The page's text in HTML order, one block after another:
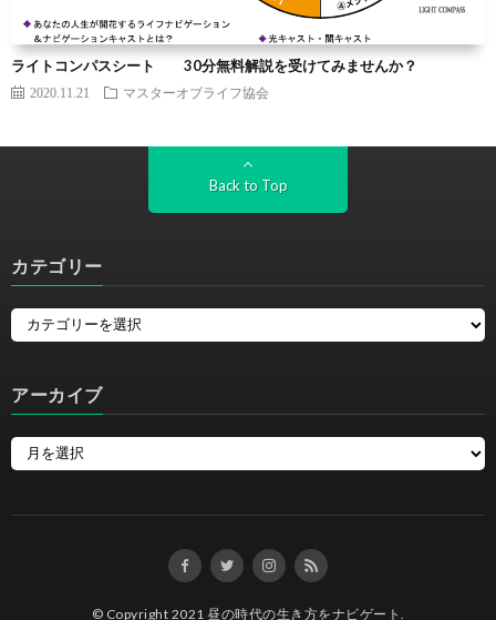
ライトコンパスシート 30分無料解説を受けてみませんか？
2020.11.21 マスターオブライフ協会
Back to Top
カテゴリー
アーカイブ
© Copyright 2021 昼の時代の生き方をナビゲート